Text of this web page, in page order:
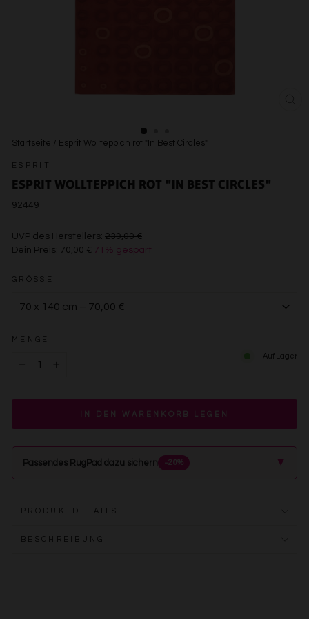
Startseite / Esprit Wollteppich rot "In Best Circles"
ESPRIT
ESPRIT WOLLTEPPICH ROT "IN BEST CIRCLES"
92449
UVP des Herstellers: 239,00 €€239,00
Dein Preis: 70,00 € 71% gespart
GRÖSSE
MENGE
Auf Lager
IN DEN WARENKORB LEGEN
Passendes RugPad dazu sichern −20% ▲
PRODUKTDETAILS
BESCHREIBUNG